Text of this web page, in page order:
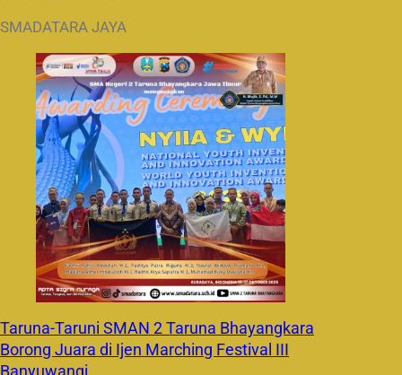
SMADATARA JAYA
Taruna-Taruni SMAN 2 Taruna Bhayangkara
Borong Juara di Ijen Marching Festival III